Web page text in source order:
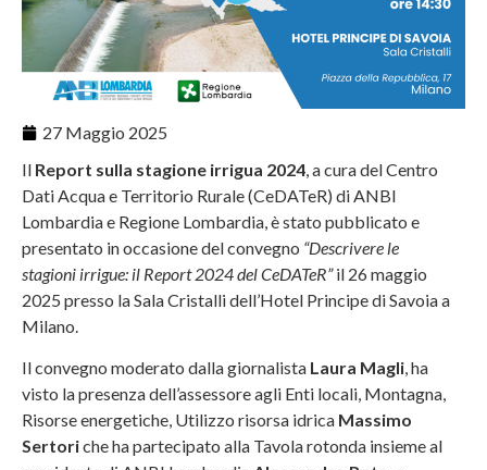
27 Maggio 2025
Il Report sulla stagione irrigua 2024, a cura del Centro
Dati Acqua e Territorio Rurale (CeDATeR) di ANBI
Lombardia e Regione Lombardia, è stato pubblicato e
presentato in occasione del convegno “Descrivere le
stagioni irrigue: il Report 2024 del CeDATeR”il 26 maggio
2025 presso la Sala Cristalli dell’Hotel Principe di Savoia a
Milano.
Il convegno moderato dalla giornalista Laura Magli, ha
visto la presenza dell’assessore agli Enti locali, Montagna,
Risorse energetiche, Utilizzo risorsa idrica Massimo
Sertoriche ha partecipato alla Tavola rotonda insieme al